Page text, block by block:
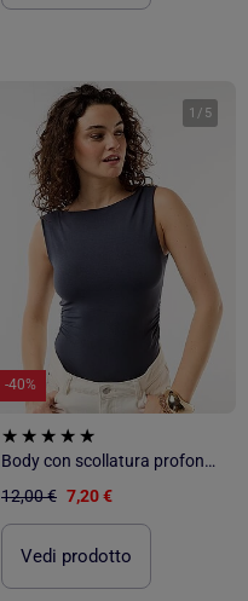
1 / 5
-40%
Body con scollatura profonda sulla schiena e gioiello dorato
12,00 € 7,20 €
Vedi prodotto